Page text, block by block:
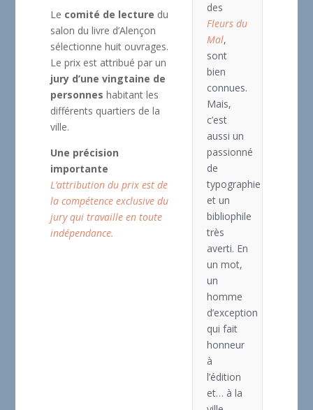
des
Fleurs du
Mal,
sont
bien
connues.
Mais,
c’est
aussi un
passionné
de
typographie
et un
bibliophile
très
averti. En
un mot,
un
homme
d’exception
qui fait
honneur
à
l’édition
et… à la
Le comité de lecture du
salon du livre d’Alençon
sélectionne huit ouvrages.
Le prix est attribué par un
jury d’une vingtaine de
personnes habitant les
différents quartiers de la
ville.
Une précision
importante
L’attribution du prix est de
la compétence exclusive du
jury qui travaille en toute
indépendance.